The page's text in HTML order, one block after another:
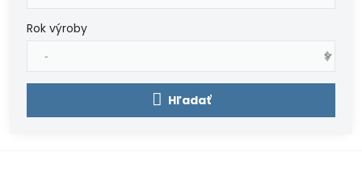
Rok výroby
Hľadať